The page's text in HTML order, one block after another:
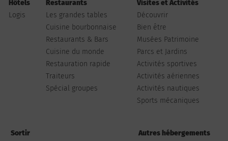
Hôtels
Logis
Restaurants
Les grandes tables
Cuisine bourbonnaise
Restaurants & Bars
Cuisine du monde
Restauration rapide
Traiteurs
Spécial groupes
Visites et Activités
Découvrir
Bien être
Musées Patrimoine
Parcs et Jardins
Activités sportives
Activités aériennes
Activités nautiques
Sports mécaniques
Sortir
Autres hébergements